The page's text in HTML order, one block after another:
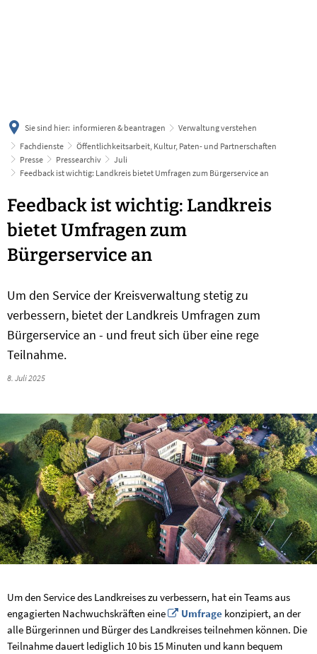
Sie sind hier: informieren & beantragen
Verwaltung verstehen
Fachdienste
Öffentlichkeitsarbeit, Kultur, Paten- und Partnerschaften
Presse
Pressearchiv
Juli
Feedback ist wichtig: Landkreis bietet Umfragen zum Bürgerservice an
Feedback ist wichtig: Landkreis
bietet Umfragen zum
Bürgerservice an
Um den Service der Kreisverwaltung stetig zu
verbessern, bietet der Landkreis Umfragen zum
Bürgerservice an - und freut sich über eine rege
Teilnahme.
8. Juli 2025
Um den Service des Landkreises zu verbessern, hat ein Teams aus
engagierten Nachwuchskräften eine
Umfragekonzipiert, an der
alle Bürgerinnen und Bürger des Landkreises teilnehmen können. Die
Teilnahme dauert lediglich 10 bis 15 Minuten und kann bequem